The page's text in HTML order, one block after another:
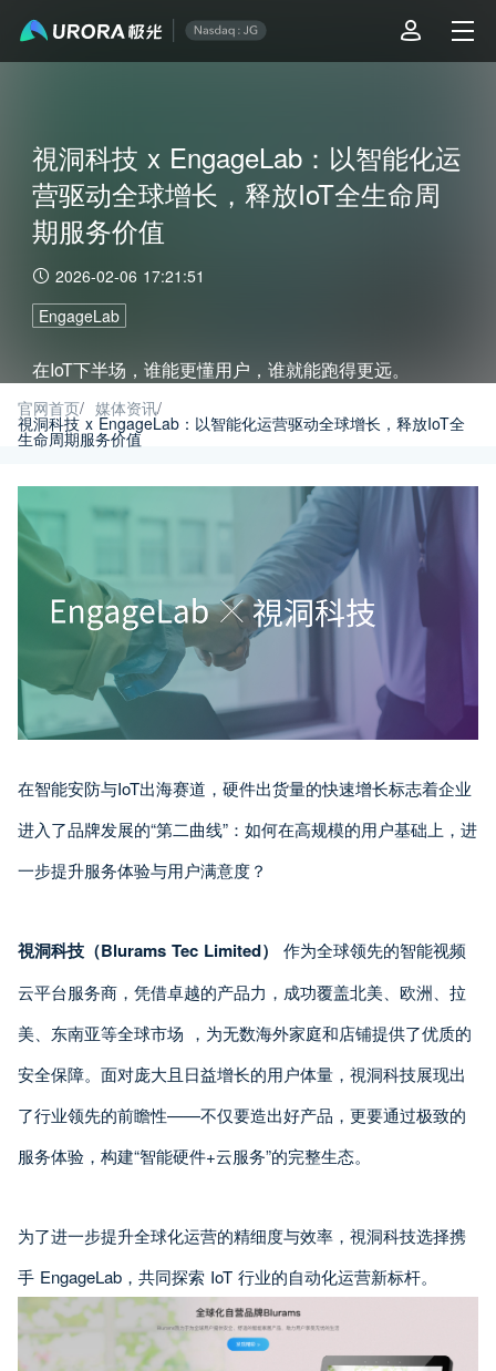
視洞科技 x EngageLab：以智能化运
营驱动全球增长，释放IoT全生命周
期服务价值
2026-02-06 17:21:51
EngageLab
在IoT下半场，谁能更懂用户，谁就能跑得更远。
EngageLab 正在助力像視洞科技这样的行业领军者，
通过自动化的力量，将优质的硬件设备转化为连接用户
官网首页/ 媒体资讯/
視洞科技 x EngageLab：以智能化运营驱动全球增长，释放IoT全
生命周期服务价值
在智能安防与IoT出海赛道，硬件出货量的快速增长标志着企业
进入了品牌发展的“第二曲线”：如何在高规模的用户基础上，进
一步提升服务体验与用户满意度？
視洞科技（Blurams Tec Limited） 作为全球领先的智能视频
云平台服务商，凭借卓越的产品力，成功覆盖北美、欧洲、拉
美、东南亚等全球市场 ，为无数海外家庭和店铺提供了优质的
安全保障。面对庞大且日益增长的用户体量，視洞科技展现出
了行业领先的前瞻性——不仅要造出好产品，更要通过极致的
服务体验，构建“智能硬件+云服务”的完整生态。
为了进一步提升全球化运营的精细度与效率，視洞科技选择携
手 EngageLab，共同探索 IoT 行业的自动化运营新标杆。